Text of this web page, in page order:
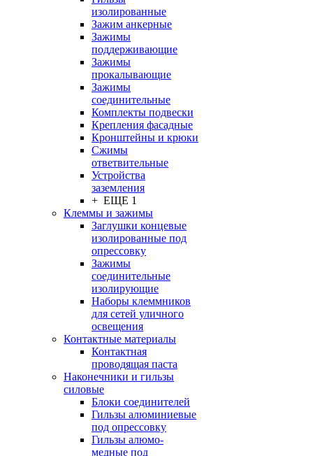
изолированные
Зажим анкерные
Зажимы
поддерживающие
Зажимы
прокалывающие
Зажимы
соединительные
Комплекты подвески
Крепления фасадные
Кронштейны и крюки
Сжимы
ответвительные
Устройства
заземления
+ ЕЩЕ 1
Клеммы и зажимы
Заглушки концевые
изолированные под
опрессовку
Зажимы
соединительные
изолирующие
Наборы клеммников
для сетей уличного
освещения
Контактные материалы
Контактная
проводящая паста
Наконечники и гильзы
силовые
Блоки соединителей
Гильзы алюминиевые
под опрессовку
Гильзы алюмо-
медные под